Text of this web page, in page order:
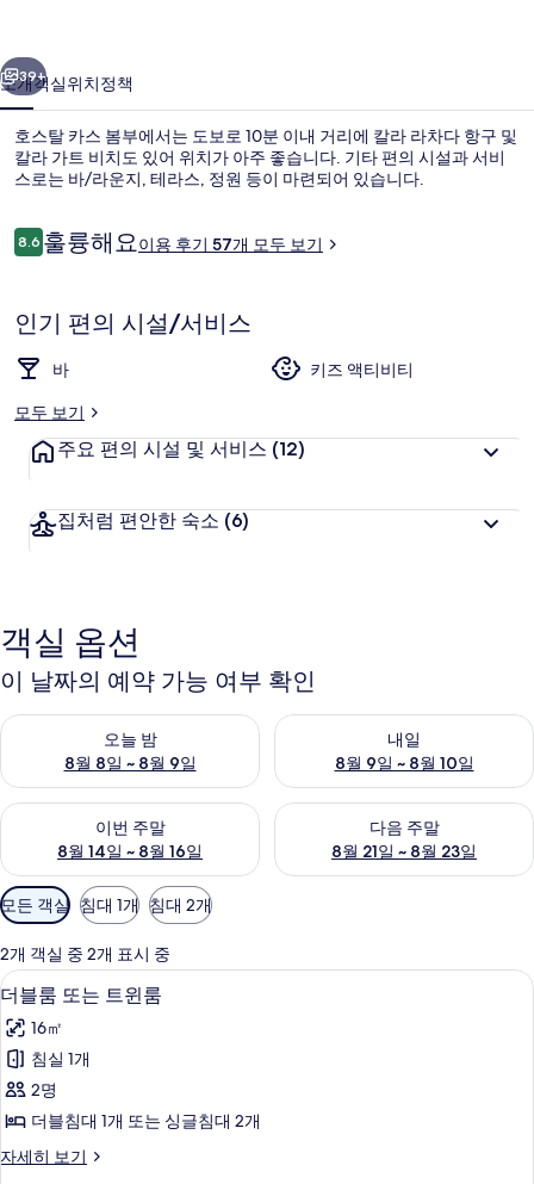
의
사
진
갤
러
리
39+
소개객실위치정책
호스탈 카스 봄부에서는 도보로 10분 이내 거리에 칼라 라차다 항구 및
칼라 가트 비치도 있어 위치가 아주 좋습니다. 기타 편의 시설과 서비
스로는 바/라운지, 테라스, 정원 등이 마련되어 있습니다.
이
용
기
8.610점 만점 중 8.6점.
훌륭해요이용 후기 57개 모두 보기
인기 편의 시설/서비스
바
키즈 액티비티
모두 보기
주요 편의 시설 및 서비스 (12)
집처럼 편안한 숙소 (6)
객실 옵션
이 날짜의 예약 가능 여부 확인
오늘 밤
8월 8일 ~ 8월 9일
오늘 밤 예약 가능 여부 확인, 8월 8일 ~ 8월 9일
내일
8월 9일 ~ 8월 10일
내일 예약 가능 여부 확인, 8월
이번 주말
8월 14일 ~ 8월 16일
이번 주말 예약 가능 여부 확인, 8월 14일 ~ 8월 16일
다음 주말
8월 21일 ~ 8월 23일
다음 주말 예약 가능 여부 확인
객
실
에
사
용
가
능
한
터
모든 객실 침대 1개 침대 2개
2개 객실 중 2개 표시 중
더
블
룸
또
는
윈
더블룸 또는 트윈룸 | 책상, 암막 커튼,
15
더블룸 또는 트윈룸
16㎡
침실 1개
2명
더블침대 1개 또는 싱글침대 2개
자세히 보기
더